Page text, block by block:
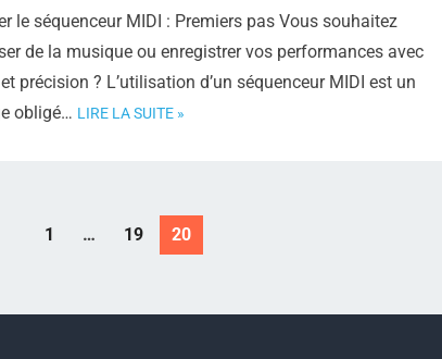
le séquenceur MIDI : Premiers pas Vous souhaitez
de la musique ou enregistrer vos performances avec
précision ? L’utilisation d’un séquenceur MIDI est un
obligé… LIRE LA SUITE »
1 … 19 20